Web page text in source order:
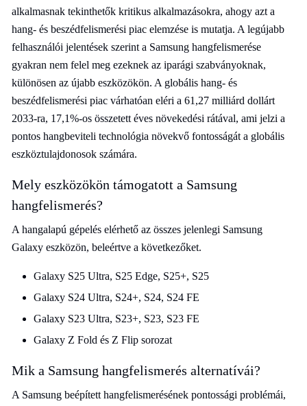
alkalmasnak tekinthetők kritikus alkalmazásokra, ahogy azt a
hang- és beszédfelismerési piac elemzése is mutatja. A legújabb
felhasználói jelentések szerint a Samsung hangfelismerése
gyakran nem felel meg ezeknek az iparági szabványoknak,
különösen az újabb eszközökön. A globális hang- és
beszédfelismerési piac várhatóan eléri a 61,27 milliárd dollárt
2033-ra, 17,1%-os összetett éves növekedési rátával, ami jelzi a
pontos hangbeviteli technológia növekvő fontosságát a globális
eszköztulajdonosok számára.
Mely eszközökön támogatott a Samsung
hangfelismerés?
A hangalapú gépelés elérhető az összes jelenlegi Samsung
Galaxy eszközön, beleértve a következőket.
Galaxy S25 Ultra, S25 Edge, S25+, S25
Galaxy S24 Ultra, S24+, S24, S24 FE
Galaxy S23 Ultra, S23+, S23, S23 FE
Galaxy Z Fold és Z Flip sorozat
Mik a Samsung hangfelismerés alternatívái?
A Samsung beépített hangfelismerésének pontossági problémái,